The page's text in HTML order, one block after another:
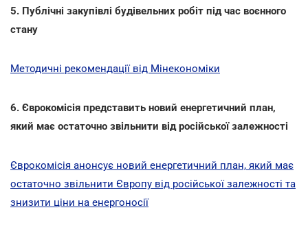
5. Публічні закупівлі будівельних робіт під час воєнного
стану
Методичні рекомендації від Мінекономіки
6. Єврокомісія представить новий енергетичний план,
який має остаточно звільнити від російської залежності
Єврокомісія анонсує новий енергетичний план, який має
остаточно звільнити Європу від російської залежності та
знизити ціни на енергоносії